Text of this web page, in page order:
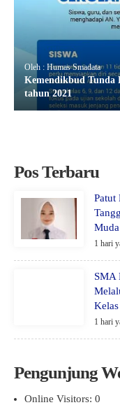
Oleh : Humas Smadata
Kemendikbud Tunda
tahun 2021
Pos Terbaru
Patut
1 hari
SMA
1 hari
Pengunjung
Online Visitors: 0